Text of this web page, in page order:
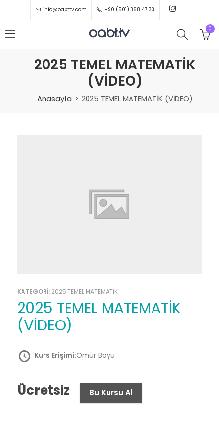
info@oabttv.com +90 (501) 368 47 33
0
2025 TEMEL MATEMATİK
(VİDEO)
Anasayfa 2025 TEMEL MATEMATİK (VİDEO)
KATEGORİ: 2025 TEMEL MATEMATİK
2025 TEMEL MATEMATİK
(VİDEO)
Kurs Erişimi:Ömür Boyu
Ücretsiz Bu Kursu Al